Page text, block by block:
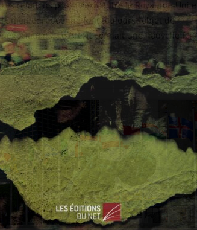
Les relations post-Brexit entre le Royaume-Uni et
l’Union européenne font toujours l’objet de
négociations. Le Brexit connait une nouvelle fois
Read More